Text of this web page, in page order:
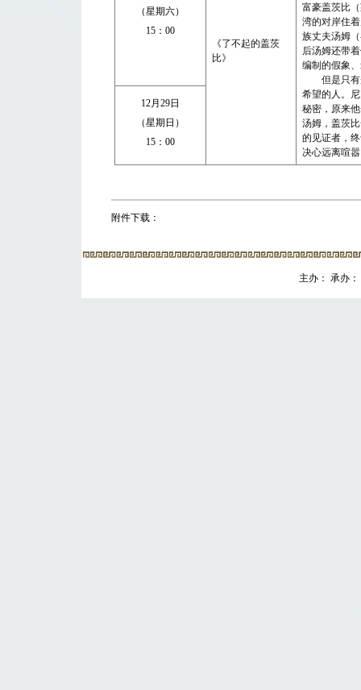
（星期六）
15 ： 00
《了不起的盖茨
比》
富豪盖茨比
湾的对岸住
族丈夫汤姆
后汤姆还带
编制的假象
但是只有
希望的人。
秘密，原来
汤姆，盖茨
的见证者，
决心远离喧
12月 29日
（星期日）
15 ： 00
附件下载：
主办： 承办